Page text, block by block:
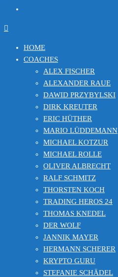
HOME
COACHES
ALEX FISCHER
ALEXANDER RAUE
DAWID PRZYBYLSKI
DIRK KREUTER
ERIC HÜTHER
MARIO LÜDDEMANN
MICHAEL KOTZUR
MICHAEL ROLLE
OLIVER ALBRECHT
RALF SCHMITZ
THORSTEN KOCH
TRADING HEROS 24
THOMAS KNEDEL
DER WOLF
JANNIK MAYER
HERMANN SCHERER
KRYPTO GURU
STEFANIE SCHÄDEL